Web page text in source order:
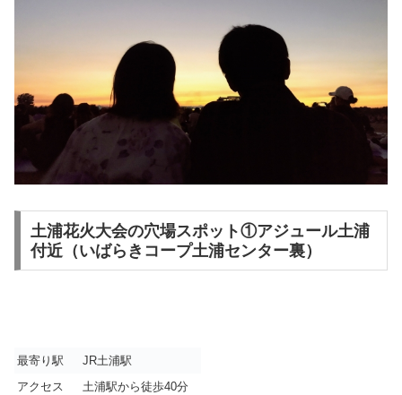
土浦花火大会の穴場スポット①アジュール土浦
付近（いばらきコープ土浦センター裏）
最寄り駅
JR土浦駅
アクセス
土浦駅から徒歩40分